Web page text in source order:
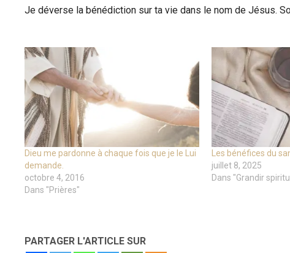
Je déverse la bénédiction sur ta vie dans le nom de Jésus.
Dieu me pardonne à chaque fois que je le Lui
demande.
octobre 4, 2016
Dans "Prières"
Les bénéfices du
juillet 8, 2025
Dans "Grandir
PARTAGER L'ARTICLE SUR